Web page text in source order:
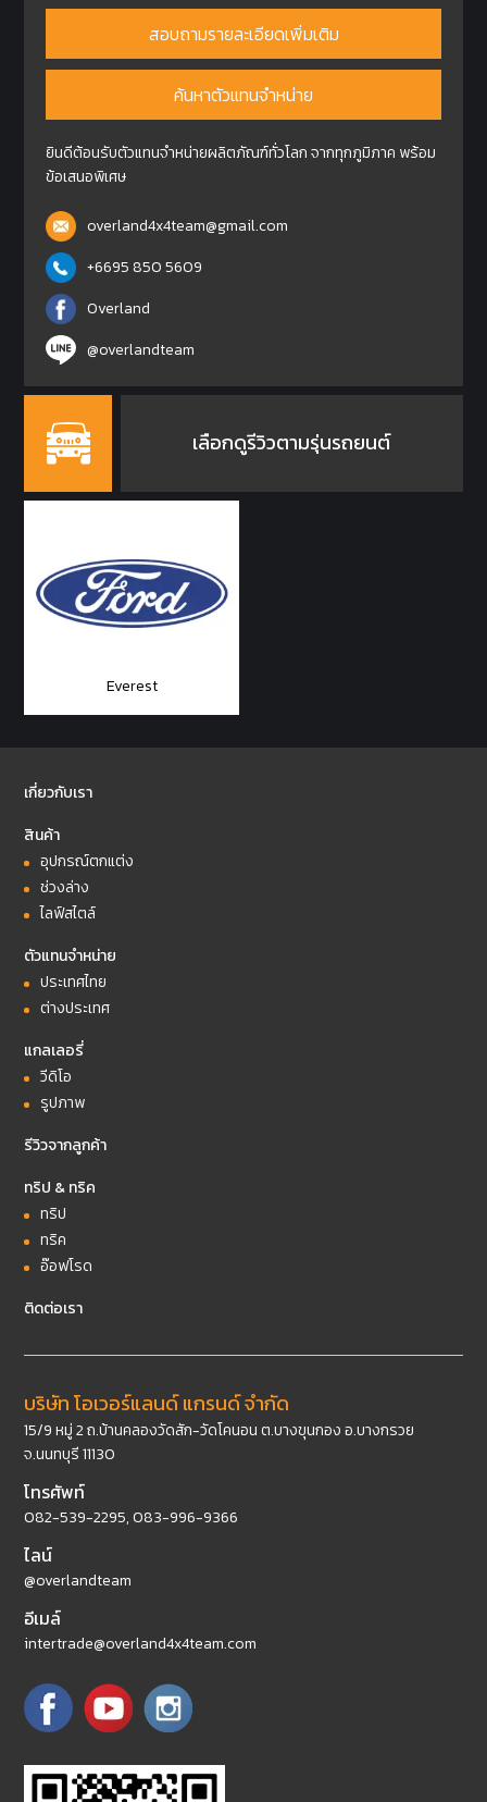
สอบถามรายละเอียดเพิ่มเติม
ค้นหาตัวแทนจำหน่าย
ยินดีต้อนรับตัวแทนจำหน่ายผลิตภัณฑ์ทั่วโลก จากทุกภูมิภาค พร้อม
ข้อเสนอพิเศษ
overland4x4team@gmail.com
+6695 850 5609
Overland
@overlandteam
เลือกดูรีวิวตามรุ่นรถยนต์
Everest
เกี่ยวกับเรา
สินค้า
อุปกรณ์ตกแต่ง
ช่วงล่าง
ไลฟ์สไตล์
ตัวแทนจำหน่าย
ประเทศไทย
ต่างประเทศ
แกลเลอรี่
วีดิโอ
รูปภาพ
รีวิวจากลูกค้า
ทริป & ทริค
ทริป
ทริค
อ๊อฟโรด
ติดต่อเรา
บริษัท โอเวอร์แลนด์ แกรนด์ จำกัด
15/9 หมู่ 2 ถ.บ้านคลองวัดสัก-วัดโคนอน ต.บางขุนกอง อ.บางกรวย
จ.นนทบุรี 11130
โทรศัพท์
082-539-2295,083-996-9366
ไลน์
@overlandteam
อีเมล์
intertrade@overland4x4team.com